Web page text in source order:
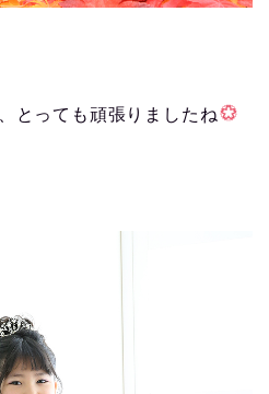
とっても頑張りましたね